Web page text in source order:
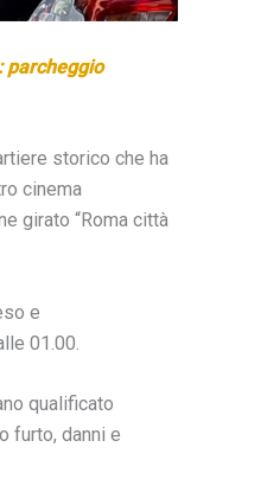
parcheggio
storico che ha
cinema
girato “Roma città
e
01.00.
qualificato
furto, danni e